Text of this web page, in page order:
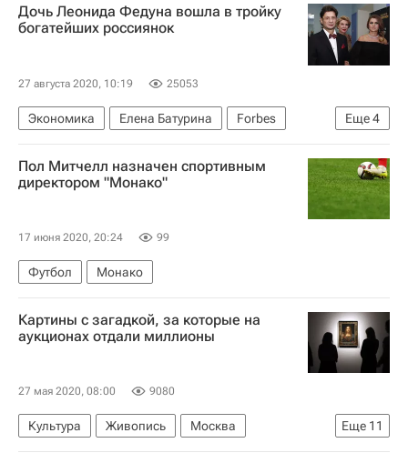
Монако
Дочь Леонида Федуна вошла в тройку
богатейших россиянок
27 августа 2020, 10:19 25053
Еще4
Экономика Елена Батурина
Forbes
Елена Рыболовлева
Леонид Федун
Татьяна Ким (Бакальчук)
Россия
Пол Митчелл назначен спортивным
директором "Монако"
17 июня 2020, 20:24 99
Футбол Монако
Картины с загадкой, за которые на
аукционах отдали миллионы
27 мая 2020, 08:00 9080
Еще 11
Культура Живопись
Москва
Пабло Пикассо
Лувр
Леонардо да Винчи